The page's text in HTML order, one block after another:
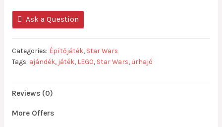
Wars
WIN
űrhajó
quantity
Ask a Question
Categories: Építőjáték, Star Wars
Tags: ajándék, játék, LEGO, Star Wars, űrhajó
Reviews (0)
More Offers